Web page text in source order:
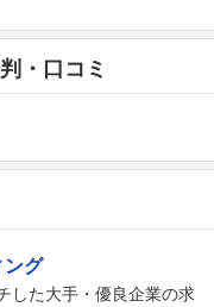
・口コミ
ング
した大手・優良企業の求